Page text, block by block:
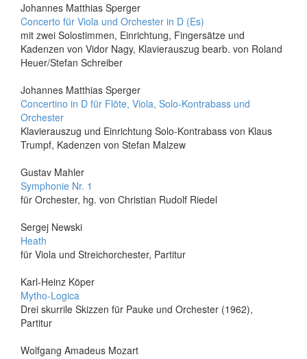
Johannes Matthias Sperger
Concerto für Viola und Orchester in D (Es)
mit zwei Solostimmen, Einrichtung, Fingersätze und
Kadenzen von Vidor Nagy, Klavierauszug bearb. von Roland
Heuer/Stefan Schreiber
Johannes Matthias Sperger
Concertino in D für Flöte, Viola, Solo-Kontrabass und
Orchester
Klavierauszug und Einrichtung Solo-Kontrabass von Klaus
Trumpf, Kadenzen von Stefan Malzew
Gustav Mahler
Symphonie Nr. 1
für Orchester, hg. von Christian Rudolf Riedel
Sergej Newski
Heath
für Viola und Streichorchester, Partitur
Karl-Heinz Köper
Mytho-Logica
Drei skurrile Skizzen für Pauke und Orchester (1962),
Partitur
Wolfgang Amadeus Mozart